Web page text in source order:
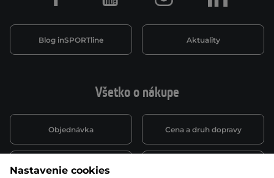
Všetko o nákupe
Objednávka Cena a druh dopravy
Spôsob platby
Blog inSPORTline Aktuality
Nastavenie cookies